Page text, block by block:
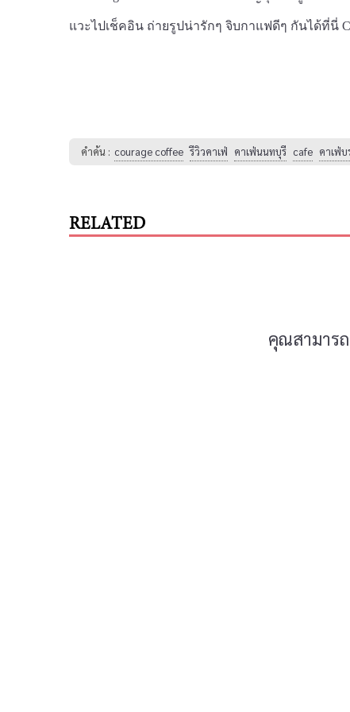
แวะไปเช็คอิน ถ่ายรูปน่ารักๆ จิบกาแฟดีๆ กันได้ที่นี่
คำค้น : courage coffee รีวิวคาเฟ่ คาเฟ่นนทบุรี cafe คาเฟ่
RELATED
คุณสามาร